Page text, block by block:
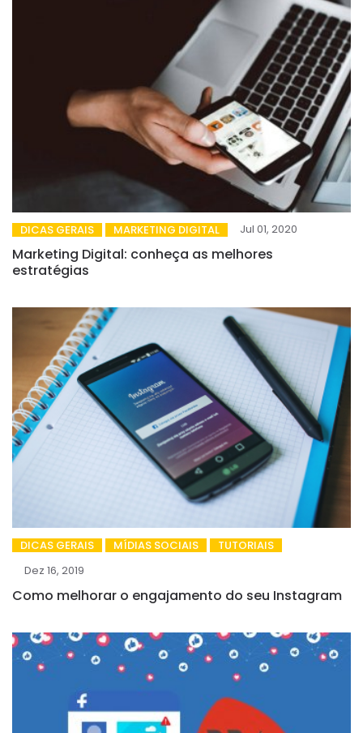
DICAS GERAIS MARKETING DIGITAL Jul 01, 2020
Marketing Digital: conheça as melhores
estratégias
DICAS GERAIS MÍDIAS SOCIAIS
TUTORIAIS
Dez 16, 2019
Como melhorar o engajamento do seu Instagram